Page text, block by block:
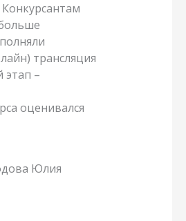
трансляция
этап –
оценивался
Юлия